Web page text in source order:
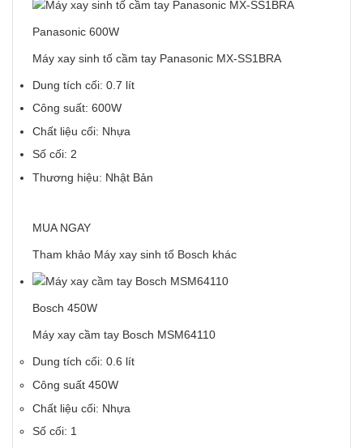
Panasonic 600W
Máy xay sinh tố cầm tay Panasonic MX-SS1BRA
Dung tích cối: 0.7 lít
Công suất: 600W
Chất liệu cối: Nhựa
Số cối: 2
Thương hiệu: Nhật Bản
MUA NGAY
Tham khảo Máy xay sinh tố Bosch khác
Bosch 450W
Máy xay cầm tay Bosch MSM64110
Dung tích cối: 0.6 lít
Công suất 450W
Chất liệu cối: Nhựa
Số cối: 1